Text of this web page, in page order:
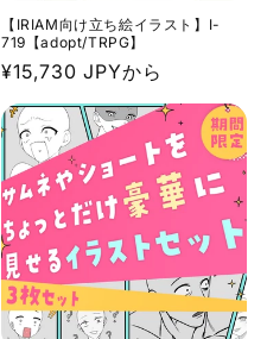
【IRIAM向け立ち絵イラスト】I-
719【adopt/TRPG】
通
常
価
格
¥15,730 JPYから